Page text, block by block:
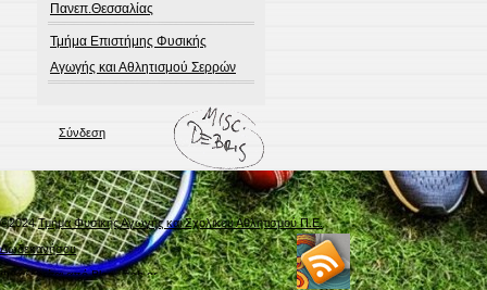
Πανεπ.Θεσσαλίας
Τμήμα Επιστήμης Φυσικής
Αγωγής και Αθλητισμού Σερρών
Σύνδεση
©2024Τμήμα Φυσικής Αγωγής και Σχολικού Αθλητισμού Π.Ε.
Δωδεκανήσου
Φιλοξενείται απόBlogs.sch.gr